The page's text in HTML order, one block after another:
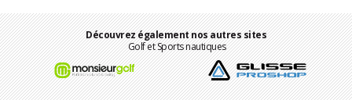
Découvrez également nos autres sites
Golf et Sports nautiques